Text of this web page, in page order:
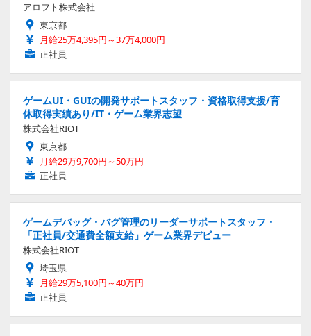
アロフト株式会社
東京都
月給25万4,395円～37万4,000円
正社員
ゲームUI・GUIの開発サポートスタッフ・資格取得支援/育
休取得実績あり/IT・ゲーム業界志望
株式会社RIOT
東京都
月給29万9,700円～50万円
正社員
ゲームデバッグ・バグ管理のリーダーサポートスタッフ・
「正社員/交通費全額支給」ゲーム業界デビュー
株式会社RIOT
埼玉県
月給29万5,100円～40万円
正社員